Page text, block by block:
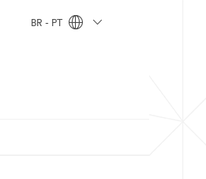
BR - PT